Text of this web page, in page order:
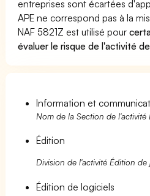
entreprises sont écartées
APE ne correspond pas à la
NAF 5821Z est utilisé pour
évaluer le risque de l'activité
Information et
Nom de la Section de
Édition
Division de l'activité Édition de
Édition de logiciels